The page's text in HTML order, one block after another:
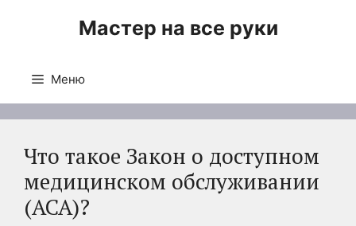
Мастер на все руки
Меню
Что такое Закон о доступном
медицинском обслуживании
(ACA)?